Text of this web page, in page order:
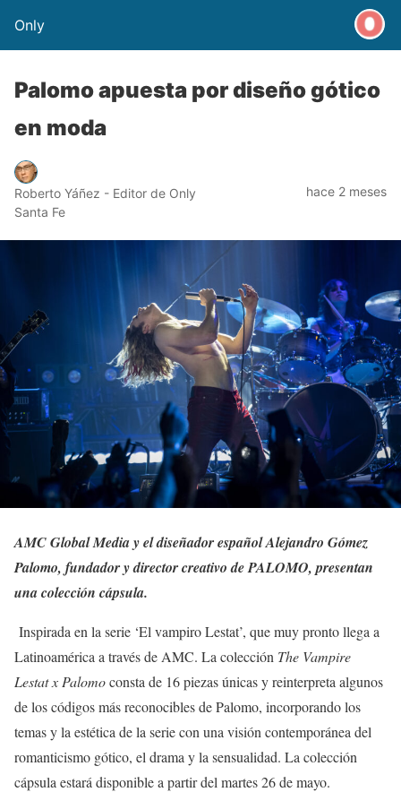
Only
Palomo apuesta por diseño gótico
en moda
Roberto Yáñez - Editor de Only
Santa Fe
hace 2 meses
AMC Global Media y el diseñador español Alejandro Gómez
Palomo, fundador y director creativo de PALOMO, presentan
una colección cápsula.
Inspirada en la serie ‘El vampiro Lestat’, que muy pronto llega a
Latinoamérica a través de AMC. La colección The Vampire
Lestat x Palomoconsta de 16 piezas únicas y reinterpreta algunos
de los códigos más reconocibles de Palomo, incorporando los
temas y la estética de la serie con una visión contemporánea del
romanticismo gótico, el drama y la sensualidad. La colección
cápsula estará disponible a partir del martes 26 de mayo.